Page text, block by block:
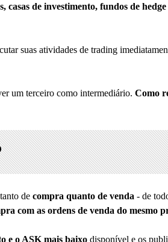
casas de investimento, fundos de
suas atividades de trading
um terceiro como intermediário. Como
de compra quanto de venda - de
com as ordens de venda do mesmo
e o ASK mais baixo disponível e os